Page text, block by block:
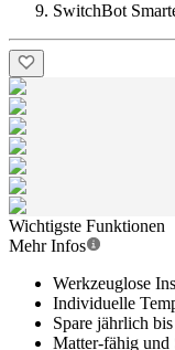
SwitchBot
Wichtigste Funktionen
Mehr Infos
Werkzeuglose
Individuelle
Spare jährlich
Matter-fähig und